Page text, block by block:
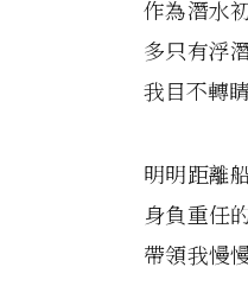
作為潛水
多只有浮
我目不轉
明明距離
身負重任
帶領我慢